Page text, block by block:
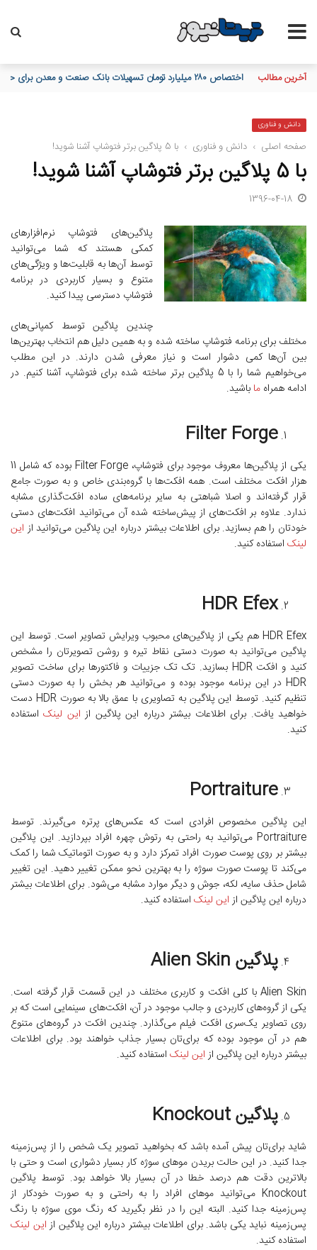
آخرین مطالب محاسبه جداگانه تعیین تکلیف 80 درصد برگه چک‌های کاغذی و الکترونیکی هنگام درخواست دسته چک
دانش و فناوری
صفحه اصلی › دانش و فناوری › با 5 پلاگین برتر فتوشاپ آشنا شوید!
با 5 پلاگین برتر فتوشاپ آشنا شوید!
1396-04-18
پلاگین‌های فتوشاپ نرم‌افزارهای
کمکی هستند که شما می‌توانید
توسط آن‌ها به قابلیت‌ها و ویژگی‌های
متنوع و بسیار کاربردی در برنامه
فتوشاپ دسترسی پیدا کنید.
چندین پلاگین توسط کمپانی‌های
مختلف برای برنامه فتوشاپ ساخته شده و به همین دلیل هم انتخاب بهترین‌ها
بین آن‌ها کمی دشوار است و نیاز معرفی شدن دارند. در این مطلب
می‌خواهیم شما را با 5 پلاگین برتر ساخته شده برای فتوشاپ، آشنا کنیم. در
ادامه همراه ما باشید.
Filter Forge
یکی از پلاگین‌ها معروف موجود برای فتوشاپ، Filter Forge بوده که شامل 11
هزار افکت مختلف است. همه افکت‌ها با گروه‌بندی خاص و به صورت جامع
قرار گرفته‌اند و اصلا شباهتی به سایر برنامه‌های ساده افکت‌گذاری مشابه
ندارد. علاوه بر افکت‌های از پیش‌ساخته شده آن می‌توانید افکت‌های دستی
خودتان را هم بسازید. برای اطلاعات بیشتر درباره این پلاگین می‌توانید از این
لینک استفاده کنید.
HDR Efex
HDR Efex هم یکی از پلاگین‌های محبوب ویرایش تصاویر است. توسط این
پلاگین می‌توانید به صورت دستی نقاط تیره و روشن تصویرتان را مشخص
کنید و افکت HDR بسازید. تک تک جزییات و فاکتور‌ها برای ساخت تصویر
HDR در این برنامه موجود بوده و می‌توانید هر بخش را به صورت دستی
تنظیم کنید. توسط این پلاگین به تصاویری با عمق بالا به صورت HDR دست
خواهید یافت. برای اطلاعات بیشتر درباره این پلاگین ازاین لینکاستفاده
کنید.
Portraiture
این پلاگین مخصوص افرادی است که عکس‌های پرتره می‌گیرند. توسط
Portraiture می‌توانید به راحتی به رتوش چهره افراد بپردازید. این پلاگین
بیشتر بر روی پوست صورت افراد تمرکز دارد و به صورت اتوماتیک شما را کمک
می‌کند تا پوست صورت سوژه را به بهترین نحو ممکن تغییر دهید. این تغییر
شامل حذف سایه، لکه، جوش و دیگر موارد مشابه می‌شود. برای اطلاعات بیشتر
درباره این پلاگین از این لینک استفاده کنید.
پلاگین Alien Skin
Alien Skin با کلی افکت و کاربری مختلف در این قسمت قرار گرفته است.
یکی از گروه‌های کاربردی و جالب موجود در آن، افکت‌های سینمایی است که بر
روی تصاویر یک‌سری افکت فیلم می‌گذارد. چندین افکت در گروه‌های متنوع
هم در آن موجود بوده که برای‌تان بسیار جذاب خواهند بود. برای اطلاعات
بیشتر درباره این پلاگین از این لینک استفاده کنید.
پلاگین Knockout
شاید برای‌تان پیش‌ آمده باشد که بخواهید تصویر یک شخص را از پس‌زمینه
جدا کنید. در این حالت بریدن موهای سوژه کار بسیار دشواری است و حتی با
بالاترین دقت هم درصد خطا در آن بسیار بالا خواهد بود. توسط پلاگین
Knockout می‌توانید مو‌های افراد را به راحتی و به صورت خودکار از
پس‌زمینه جدا کنید. البته این را در نظر بگیرید که رنگ موی سوژه با رنگ
پس‌زمینه نباید یکی باشد. برای اطلاعات بیشتر درباره این پلاگین از این لینک
استفاده کنید.